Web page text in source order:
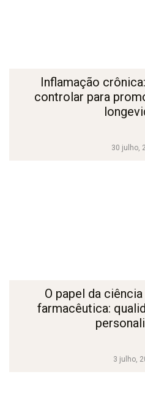
30 julho,
Inflamação
controlar para
3 julho,
O papel da
farmacêutica: